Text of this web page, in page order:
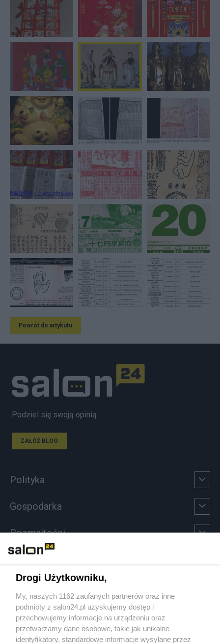
Powrót do artykułu
Podziel się swoją opinią
ZAŁÓŻ BLOG
Polityka
Gospodarka
Rozmaitości
Sport
Społeczeństwo
Kultura
Drogi Użytkowniku,
My, naszych 1162 zaufanych partnerów oraz inne
podmioty z salon24.pl uzyskujemy dostęp i
przechowujemy informacje na urządzeniu oraz
przetwarzamy dane osobowe, takie jak unikalne
identyfikatory, standardowe informacje wysyłane przez